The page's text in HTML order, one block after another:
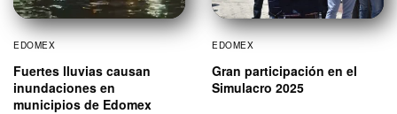
EDOMEX
Fuertes lluvias causan
inundaciones en
municipios de Edomex
EDOMEX
Gran participación en el
Simulacro 2025